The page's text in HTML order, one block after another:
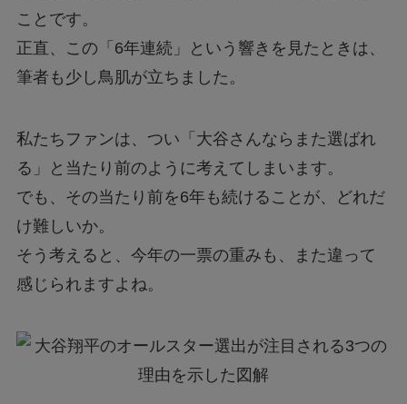
ことです。
正直、この「6年連続」という響きを見たときは、
筆者も少し鳥肌が立ちました。
私たちファンは、つい「大谷さんならまた選ばれ
る」と当たり前のように考えてしまいます。
でも、その当たり前を6年も続けることが、どれだ
け難しいか。
そう考えると、今年の一票の重みも、また違って
感じられますよね。